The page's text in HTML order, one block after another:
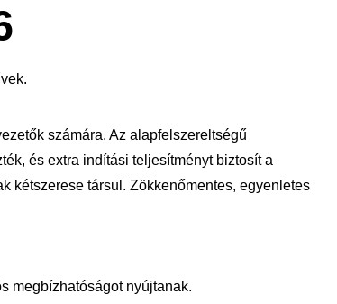
számára. Az alapfelszereltségű
és extra indítási teljesítményt biztosít a
kétszerese társul. Zökkenőmentes, egyenletes
megbízhatóságot nyújtanak.